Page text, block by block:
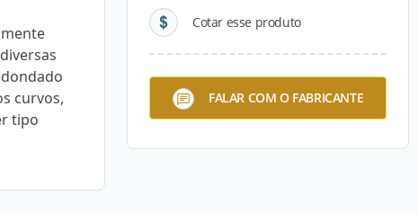
curvos,
tipo
Cotar esse produto
FALAR COM O FABRICANTE